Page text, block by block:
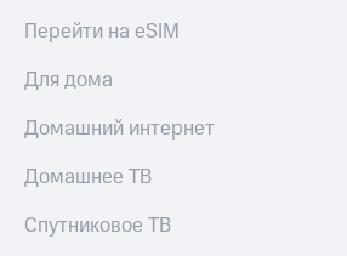
Перейти на eSIM
Для дома
Домашний интернет
Домашнее ТВ
Спутниковое ТВ